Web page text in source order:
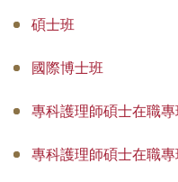
碩士班
專師碩士在職專班
國際碩士班
國際博士班
碩士班
國際博士班
專科護理師碩士在職專
專科護理師碩士在職